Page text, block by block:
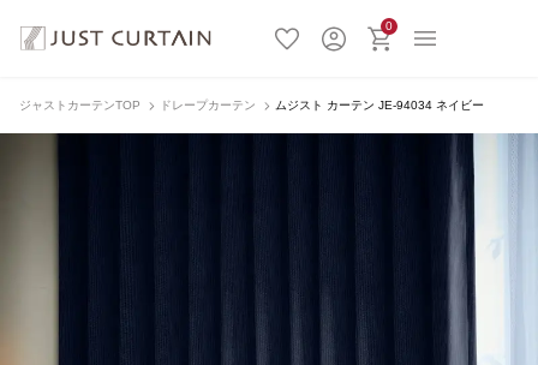
0
ジャストカーテンTOP ドレープカーテン ムジスト カーテン JE-94034 ネイビー